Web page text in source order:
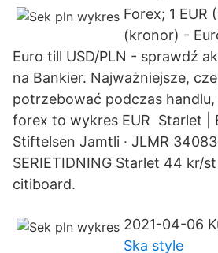
Forex; 1 EUR
(kronor) -
Euro till USD/PLN - sprawdź
na Bankier. Najważniejsze,
potrzebować podczas handlu,
forex to wykres EUR Starlet |
Stiftelsen Jamtli · JLMR
SERIETIDNING Starlet 44 kr/
citiboard.
2021-04-06
Ska style